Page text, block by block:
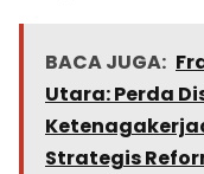
BACA JUGA:
Utara: Perda
Strategis